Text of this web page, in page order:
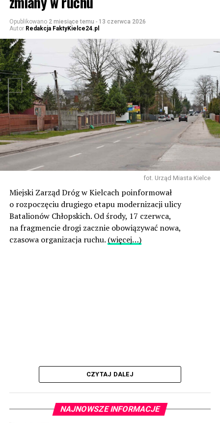
Opublikowano 2 miesiące temu - 13 czerwca 2026
Autor Redakcja FaktyKielce24.pl
fot. Urząd Miasta Kielce
Miejski Zarząd Dróg w Kielcach poinformował
o rozpoczęciu drugiego etapu modernizacji ulicy
Batalionów Chłopskich. Od środy, 17 czerwca,
na fragmencie drogi zacznie obowiązywać nowa,
czasowa organizacja ruchu. (więcej…)
CZYTAJ DALEJ
NAJNOWSZE INFORMACJE